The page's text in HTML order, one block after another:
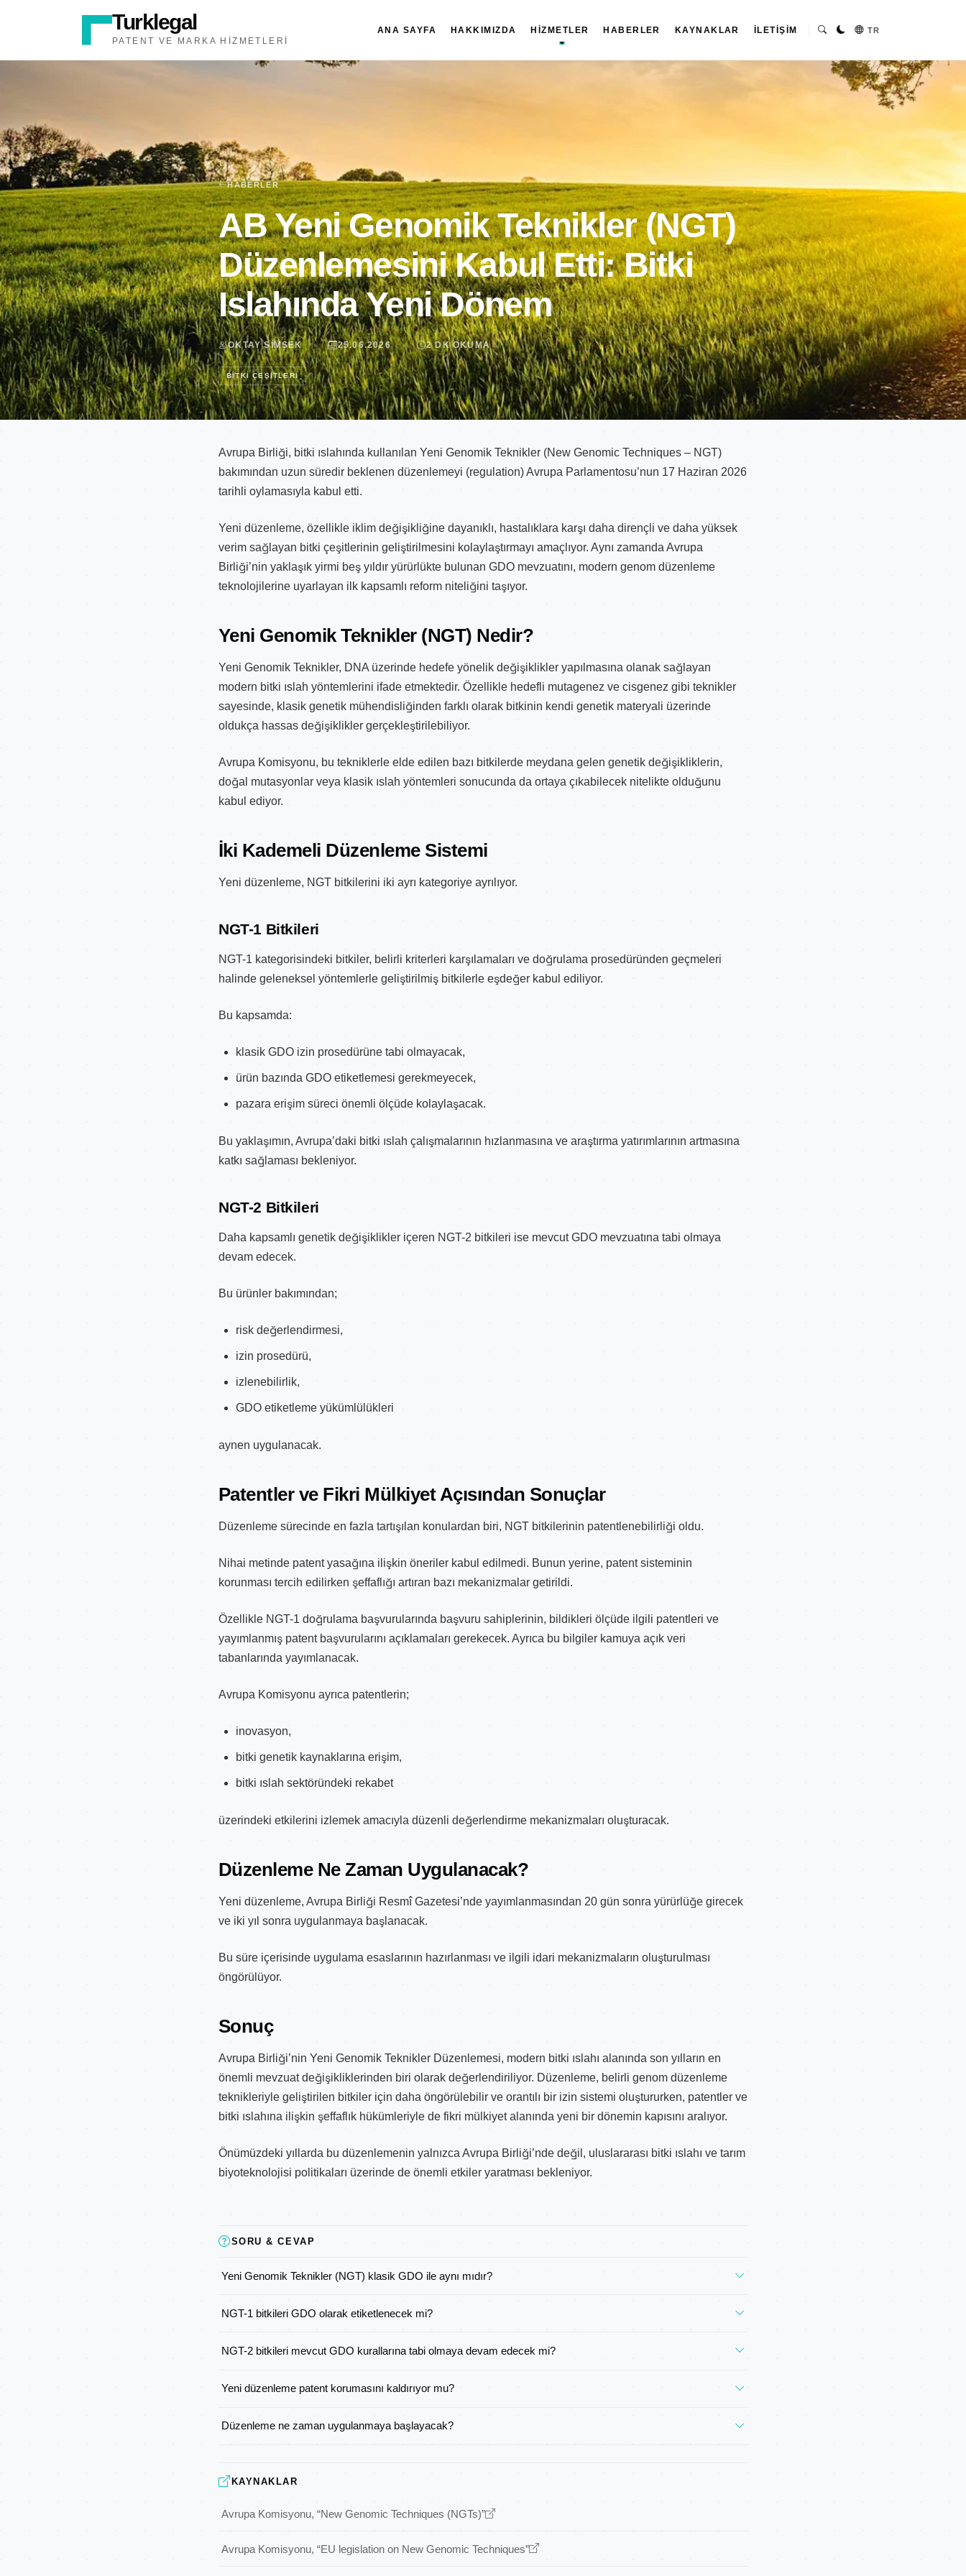
Turklegal
PATENT VE MARKA HIZMETLERI
ANA SAYFA HAKKIMIZDA HIZMETLER HABERLER KAYNAKLAR İLETIŞIM TR
HABERLER
AB Yeni Genomik Teknikler (NGT)
Düzenlemesini Kabul Etti: Bitki
Islahında Yeni Dönem
OKTAY SIMSEK 25.06.2026 2 DK OKUMA
BITKI ÇEŞITLERI
Avrupa Birliği, bitki ıslahında kullanılan Yeni Genomik Teknikler (New Genomic Techniques – NGT)
bakımından uzun süredir beklenen düzenlemeyi (regulation) Avrupa Parlamentosu’nun 17 Haziran 2026
tarihli oylamasıyla kabul etti.
Yeni düzenleme, özellikle iklim değişikliğine dayanıklı, hastalıklara karşı daha dirençli ve daha yüksek
verim sağlayan bitki çeşitlerinin geliştirilmesini kolaylaştırmayı amaçlıyor. Aynı zamanda Avrupa
Birliği’nin yaklaşık yirmi beş yıldır yürürlükte bulunan GDO mevzuatını, modern genom düzenleme
teknolojilerine uyarlayan ilk kapsamlı reform niteliğini taşıyor.
Yeni Genomik Teknikler (NGT) Nedir?
Yeni Genomik Teknikler, DNA üzerinde hedefe yönelik değişiklikler yapılmasına olanak sağlayan
modern bitki ıslah yöntemlerini ifade etmektedir. Özellikle hedefli mutagenez ve cisgenez gibi teknikler
sayesinde, klasik genetik mühendisliğinden farklı olarak bitkinin kendi genetik materyali üzerinde
oldukça hassas değişiklikler gerçekleştirilebiliyor.
Avrupa Komisyonu, bu tekniklerle elde edilen bazı bitkilerde meydana gelen genetik değişikliklerin,
doğal mutasyonlar veya klasik ıslah yöntemleri sonucunda da ortaya çıkabilecek nitelikte olduğunu
kabul ediyor.
İki Kademeli Düzenleme Sistemi
Yeni düzenleme, NGT bitkilerini iki ayrı kategoriye ayrılıyor.
NGT-1 Bitkileri
NGT-1 kategorisindeki bitkiler, belirli kriterleri karşılamaları ve doğrulama prosedüründen geçmeleri
halinde geleneksel yöntemlerle geliştirilmiş bitkilerle eşdeğer kabul ediliyor.
Bu kapsamda:
klasik GDO izin prosedürüne tabi olmayacak,
ürün bazında GDO etiketlemesi gerekmeyecek,
pazara erişim süreci önemli ölçüde kolaylaşacak.
Bu yaklaşımın, Avrupa’daki bitki ıslah çalışmalarının hızlanmasına ve araştırma yatırımlarının artmasına
katkı sağlaması bekleniyor.
NGT-2 Bitkileri
Daha kapsamlı genetik değişiklikler içeren NGT-2 bitkileri ise mevcut GDO mevzuatına tabi olmaya
devam edecek.
Bu ürünler bakımından;
risk değerlendirmesi,
izin prosedürü,
izlenebilirlik,
GDO etiketleme yükümlülükleri
aynen uygulanacak.
Patentler ve Fikri Mülkiyet Açısından Sonuçlar
Düzenleme sürecinde en fazla tartışılan konulardan biri, NGT bitkilerinin patentlenebilirliği oldu.
Nihai metinde patent yasağına ilişkin öneriler kabul edilmedi. Bunun yerine, patent sisteminin
korunması tercih edilirken şeffaflığı artıran bazı mekanizmalar getirildi.
Özellikle NGT-1 doğrulama başvurularında başvuru sahiplerinin, bildikleri ölçüde ilgili patentleri ve
yayımlanmış patent başvurularını açıklamaları gerekecek. Ayrıca bu bilgiler kamuya açık veri
tabanlarında yayımlanacak.
Avrupa Komisyonu ayrıca patentlerin;
inovasyon,
bitki genetik kaynaklarına erişim,
bitki ıslah sektöründeki rekabet
üzerindeki etkilerini izlemek amacıyla düzenli değerlendirme mekanizmaları oluşturacak.
Düzenleme Ne Zaman Uygulanacak?
Yeni düzenleme, Avrupa Birliği Resmî Gazetesi’nde yayımlanmasından 20 gün sonra yürürlüğe girecek
ve iki yıl sonra uygulanmaya başlanacak.
Bu süre içerisinde uygulama esaslarının hazırlanması ve ilgili idari mekanizmaların oluşturulması
öngörülüyor.
Sonuç
Avrupa Birliği’nin Yeni Genomik Teknikler Düzenlemesi, modern bitki ıslahı alanında son yılların en
önemli mevzuat değişikliklerinden biri olarak değerlendiriliyor. Düzenleme, belirli genom düzenleme
teknikleriyle geliştirilen bitkiler için daha öngörülebilir ve orantılı bir izin sistemi oluştururken, patentler ve
bitki ıslahına ilişkin şeffaflık hükümleriyle de fikri mülkiyet alanında yeni bir dönemin kapısını aralıyor.
Önümüzdeki yıllarda bu düzenlemenin yalnızca Avrupa Birliği’nde değil, uluslararası bitki ıslahı ve tarım
biyoteknolojisi politikaları üzerinde de önemli etkiler yaratması bekleniyor.
SORU & CEVAP
Yeni Genomik Teknikler (NGT) klasik GDO ile aynı mıdır?
NGT-1 bitkileri GDO olarak etiketlenecek mi?
NGT-2 bitkileri mevcut GDO kurallarına tabi olmaya devam edecek mi?
Yeni düzenleme patent korumasını kaldırıyor mu?
Düzenleme ne zaman uygulanmaya başlayacak?
KAYNAKLAR
Avrupa Komisyonu, “New Genomic Techniques (NGTs)”
Avrupa Komisyonu, “EU legislation on New Genomic Techniques”